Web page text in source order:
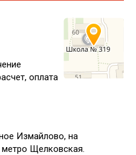
оплата
Измайлово, на
метро Щелковская.